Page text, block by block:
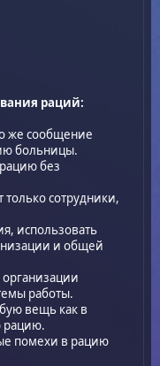
раций:
же сообщение
больницы.
без
сотрудники,
использовать
и общей
работы.
вещь как в
рацию.
помехи в рацию